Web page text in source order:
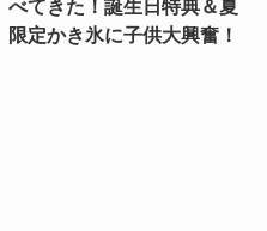
べてきた！誕生日特典＆夏
限定かき氷に子供大興奮！